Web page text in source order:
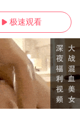
 极速观看